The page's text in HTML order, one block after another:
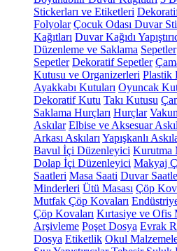
Stickerları ve Etiketleri
Folyolar Çocuk Odası Duvar
Kağıtları Duvar Kağıdı
Düzenleme ve Saklama Sepetler
Sepetler Dekoratif Sepetler
Kutusu ve Organizerleri Plastik
Ayakkabı Kutuları Oyuncak
Dekoratif Kutu Takı Kutusu
Saklama Hurçları Hurçlar
Askılar Elbise ve Aksesuar
Arkası Askıları Yapışkanlı
Bavul İçi Düzenleyici Kurutma
Dolap İçi Düzenleyici Makyaj
Saatleri Masa Saati Duvar
Minderleri Ütü Masası Çöp
Mutfak Çöp Kovaları
Çöp Kovaları Kırtasiye ve Ofis
Arşivleme Poşet Dosya Evrak
Dosya Etiketlik Okul